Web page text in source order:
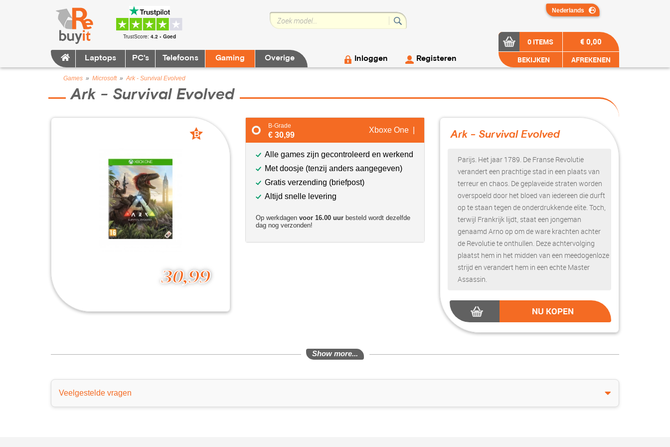
TrustScore: 4.2 • Goed
Laptops PC's Telefoons Gaming Overige Inloggen Registeren
0 ITEMS
BEKIJKEN
€ 0,00
AFREKENEN
Games » Microsoft» Ark - Survival Evolved
Ark - Survival Evolved
30,99
B
B-Grade
€ 30,99
Xboxe One |
Alle games zijn gecontroleerd en werkend
Met doosje (tenzij anders aangegeven)
Gratis verzending (briefpost)
Altijd snelle levering
Op werkdagen voor 16.00 uur besteld wordt dezelfde
dag nog verzonden!
Ark - Survival Evolved
Parijs. Het jaar 1789. De Franse Revolutie
verandert een prachtige stad in een plaats van
terreur en chaos. De geplaveide straten worden
overspoeld door het bloed van iedereen die durft
op te staan tegen de onderdrukkende elite. Toch,
terwijl Frankrijk lijdt, staat een jongeman
genaamd Arno op om de ware krachten achter
de Revolutie te onthullen. Deze achtervolging
plaatst hem in het midden van een meedogenloze
strijd en verandert hem in een echte Master
Assassin.
NU KOPEN
Show more...
Veelgestelde vragen